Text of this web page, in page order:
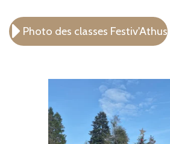
Photo des classes Festiv'Athus